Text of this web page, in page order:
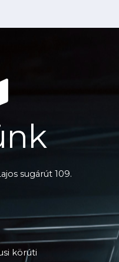
sugárút 109.
körúti